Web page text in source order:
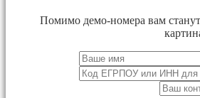
Помимо демо-номера вам